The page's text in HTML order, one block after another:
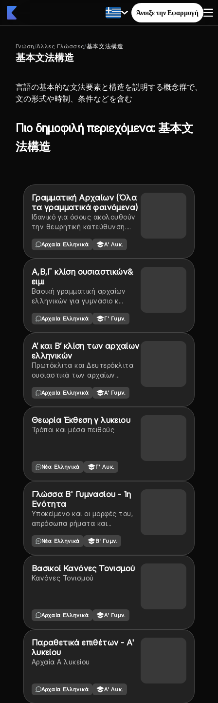
Άνοιξε την Εφαρμογή
Γνώση/Άλλες Γλώσσες/基本文法構造
基本文法構造
言語の基本的な文法要素と構造を説明する概念群で、
文の形式や時制、条件などを含む
Πιο δημοφιλή περιεχόμενα: 基本文
法構造
Γραμματική Αρχαίων (Όλα
τα γραμματικά φαινόμενα)
Ιδανικό για όσους ακολουθούν
την θεωρητική κατεύθυνση.
γραμματικών φαινομένων της
αρχαίας Ελληνικής.
Αρχαία Ελληνικά Α' Λυκ.
Α,Β,Γ κλίση ουσιαστικών&
ειμι
Βασική γραμματική αρχαίων
ελληνικών για γυμνάσιο κ
Αρχαία Ελληνικά Γ' Γυμν.
Α’ και Β’ κλίση των αρχαίων
ελληνικών
Πρωτόκλιτα και Δευτερόκλιτα
ουσιαστικά των αρχαίων
Αρχαία Ελληνικά Α' Γυμν.
Θεωρία Έκθεση γ λυκειου
Τρόποι και μέσα πειθούς
Νέα Ελληνικά Γ' Λυκ.
Γλώσσα Β' Γυμνασίου - 1η
Ενότητα
Υποκείμενο και οι μορφές του,
απρόσωπα ρήματα και
παραγράφου, τρόποι
ανάπτυξης παραγράφου,
Νέα Ελληνικά Β' Γυμν.
Βασικοί Κανόνες Τονισμού
Κανόνες Τονισμού
Αρχαία Ελληνικά Α' Γυμν.
Παραθετικά επιθέτων - Α'
λυκείου
Αρχαία Α λυκείου
Αρχαία Ελληνικά Α' Λυκ.